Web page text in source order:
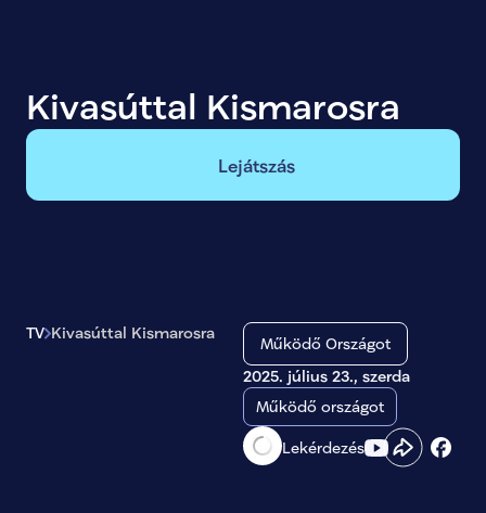
Kivasúttal Kismarosra
Lejátszás
TV Kivasúttal Kismarosra
Működő Országot
2025. július 23., szerda
Működő országot
Lekérdezés